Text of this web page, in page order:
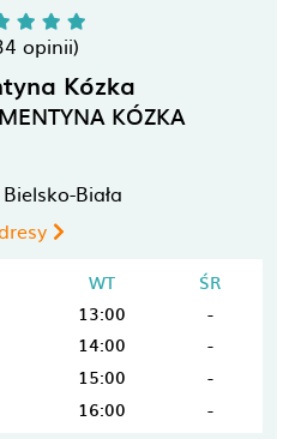
opinii)
Kózka
KÓZKA
Bielsko-Biała
WT
ŚR
13:00
-
14:00
-
15:00
-
16:00 -